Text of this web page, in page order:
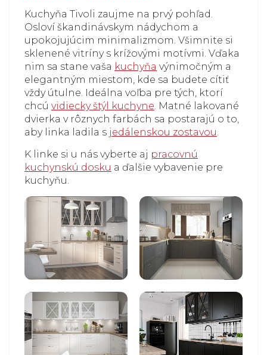
Kuchyňa Tivoli zaujme na prvý pohľad.
Osloví škandinávskym nádychom a
upokojujúcim minimalizmom. Všimnite si
sklenené vitríny s krížovými motívmi. Vďaka
nim sa stane vaša kuchyňa výnimočným a
elegantným miestom, kde sa budete cítiť
vždy útulne. Ideálna voľba pre tých, ktorí
chcú vidiecky štýl kuchyne. Matné lakované
dvierka v rôznych farbách sa postarajú o to,
aby linka ladila s jedálenskou zostavou.
K linke si u nás vyberte aj pracovnú
kuchynskú dosku a ďalšie vybavenie pre
kuchyňu.